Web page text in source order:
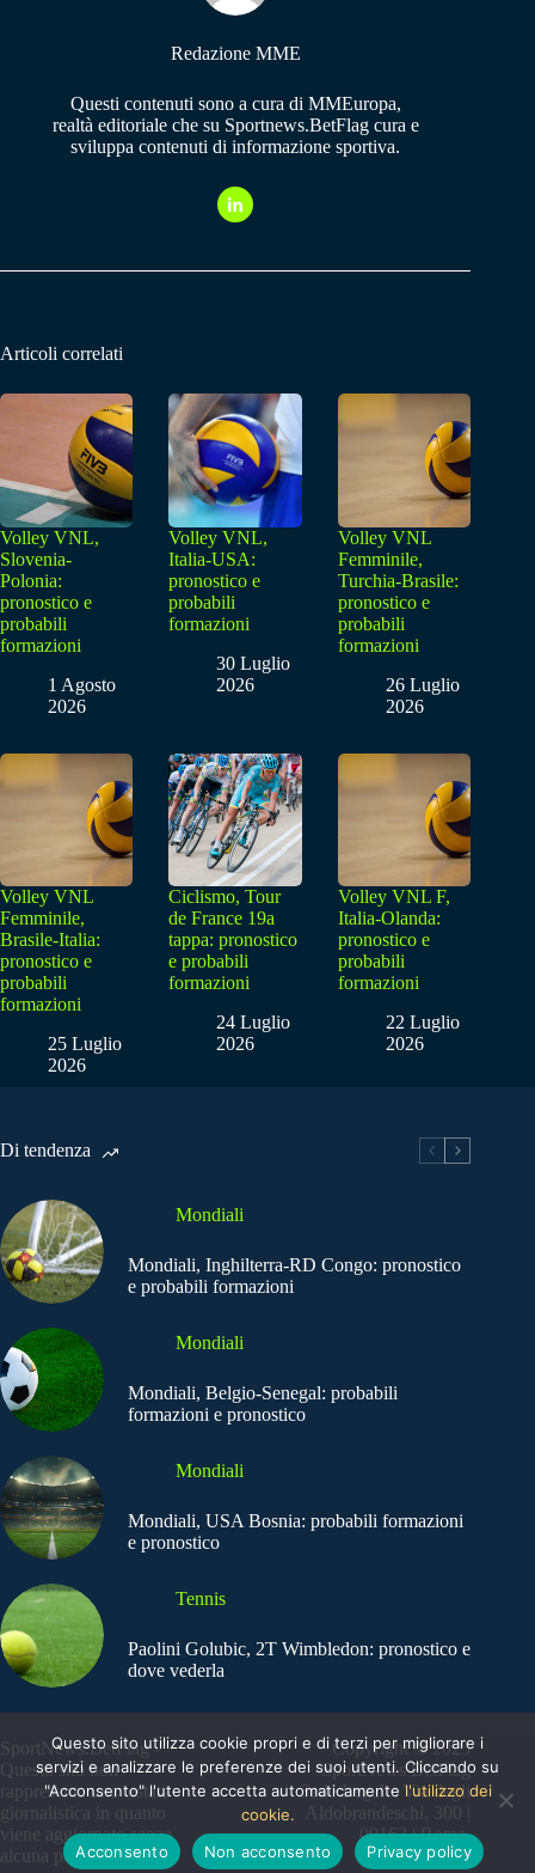
Redazione MME
Questi contenuti sono a cura di MMEuropa,
realtà editoriale che su Sportnews.BetFlag cura e
sviluppa contenuti di informazione sportiva.
Articoli correlati
Volley VNL,
Slovenia-
Polonia:
pronostico e
probabili
formazioni
1 Agosto
2026
Volley VNL,
Italia-USA:
pronostico e
probabili
formazioni
30 Luglio
2026
Volley VNL
Femminile,
Turchia-Brasile:
pronostico e
probabili
formazioni
26 Luglio
2026
Volley VNL
Femminile,
Brasile-Italia:
pronostico e
probabili
formazioni
25 Luglio
2026
Ciclismo, Tour
de France 19a
tappa: pronostico
e probabili
formazioni
24 Luglio
2026
Volley VNL F,
Italia-Olanda:
pronostico e
probabili
formazioni
22 Luglio
2026
Di tendenza
Mondiali
Mondiali, Inghilterra-RD Congo: pronostico
e probabili formazioni
Mondiali
Mondiali, Belgio-Senegal: probabili
formazioni e pronostico
Mondiali
Mondiali, USA Bosnia: probabili formazioni
e pronostico
Tennis
Paolini Golubic, 2T Wimbledon: pronostico e
dove vederla
SportNews.BetFlag -
Questo sito non
rappresenta una testata
giornalistica in quanto
viene aggiornato senza
alcuna periodicità
Copyright © 2025
SportNews BetFlag
Sede Legale: Via degli
Aldobrandeschi, 300 |
00163 | Roma
Questo sito utilizza cookie propri e di terzi per migliorare i
servizi e analizzare le preferenze dei suoi utenti. Cliccando su
"Acconsento" l'utente accetta automaticamente l'utilizzo dei
cookie.
Acconsento
Non acconsento Privacy policy